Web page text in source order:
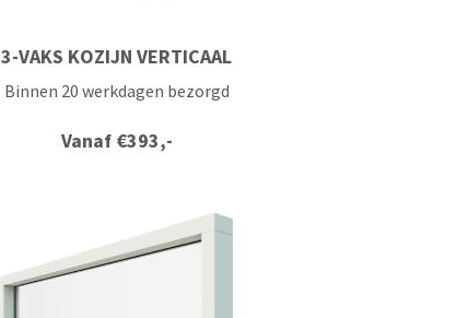
3-VAKS KOZIJN VERTICAAL
Vanaf €393,-
Binnen 20 werkdagen bezorgd